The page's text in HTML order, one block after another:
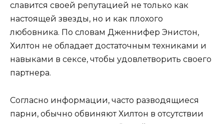
славится своей репутацией не только как
настоящей звезды, но и как плохого
любовника. По словам Дженнифер Энистон,
Хилтон не обладает достаточным техниками и
навыками в сексе, чтобы удовлетворить своего
партнера.
Согласно информации, часто разводящиеся
парни, обычно обвиняют Хилтон в отсутствии